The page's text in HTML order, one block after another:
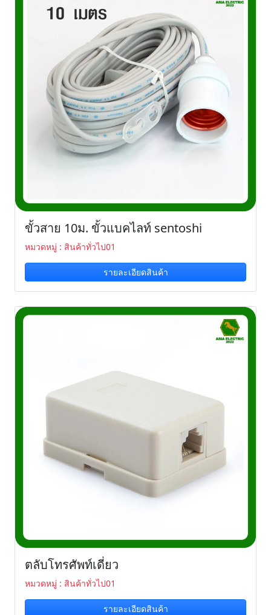
ขั้วสาย 10ม. ขั้วแบคไลท์ sentoshi
หมวดหมู่ : สินค้าทั่วไป01
รายละเอียดสินค้า
ตลับโทรศัพท์เดี่ยว
หมวดหมู่ : สินค้าทั่วไป01
รายละเอียดสินค้า